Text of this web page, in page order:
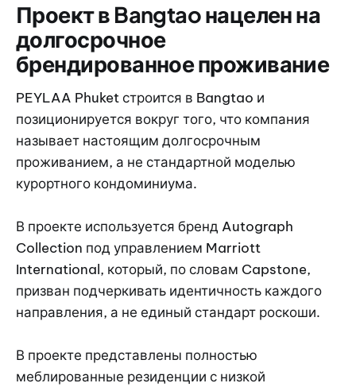
Проект в Bangtao нацелен на
долгосрочное
брендированное проживание
PEYLAA Phuket строится в Bangtao и
позиционируется вокруг того, что компания
называет настоящим долгосрочным
проживанием, а не стандартной моделью
курортного кондоминиума.
В проекте используется бренд Autograph
Collection под управлением Marriott
International, который, по словам Capstone,
призван подчеркивать идентичность каждого
направления, а не единый стандарт роскоши.
В проекте представлены полностью
меблированные резиденции с низкой